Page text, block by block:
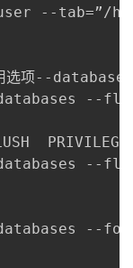
--tab=”/
用选项--
--
--
--